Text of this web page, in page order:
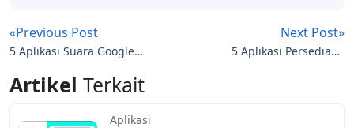
«Previous Post
5 Aplikasi Suara Google
Next Post»
5 Aplikasi Persediaan
Artikel Terkait
Aplikasi